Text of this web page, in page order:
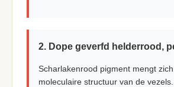
2. Dope geverfd helderrood,
Scharlakenrood pigment mengt
moleculaire structuur van de